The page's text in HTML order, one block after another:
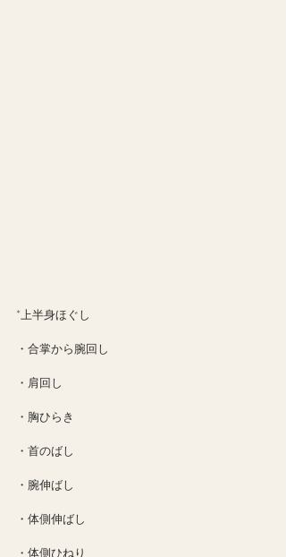
*上半身ほぐし
・合掌から腕回し
・肩回し
・胸ひらき
・首のばし
・腕伸ばし
・体側伸ばし
・体側ひねり